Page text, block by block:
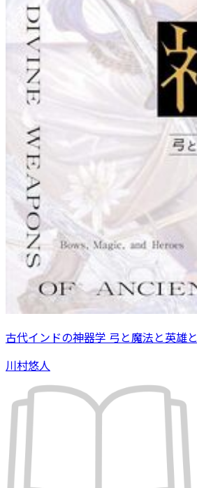
古代インドの神器学 弓と魔法と英雄と
川村悠人